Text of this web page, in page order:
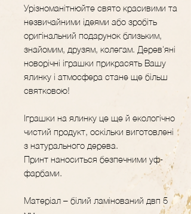
Урізноманітнюйте свято красивими та
незвичайними ідеями або зробіть
оригінальний подарунок близьким,
знайомим, друзям, колегам. Дерев'яні
новорічні іграшки прикрасять Вашу
ялинку і атмосфера стане ще більш
святковою!
Іграшки на ялинку це ще й екологічно
чистий продукт, оскільки виготовлені
з натурального дерева.
Принт наноситься безпечними уф-
фарбами.
Матеріал – білий ламінований двп 5